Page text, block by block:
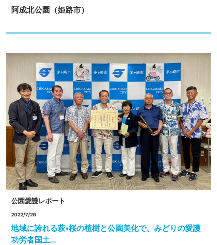
阿成北公園（姫路市）
公園愛護レポート
2022/7/26
地域に誇れる萩•桜の植樹と公園美化で、みどりの愛護
功労者国土…